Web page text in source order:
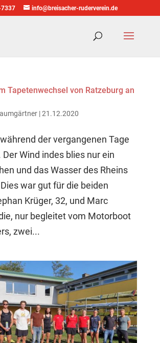
info@breisacher-ruderverein.de
Tapetenwechsel von Ratzeburg an
|21.12.2020
der vergangenen Tage
Der Wind indes blies nur ein
und das Wasser des Rheins
war gut für die beiden
Krüger, 32, und Marc
nur begleitet vom Motorboot
zwei...